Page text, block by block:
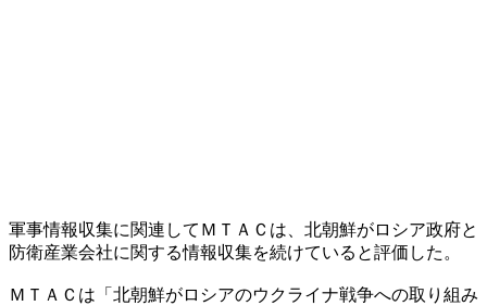
軍事情報収集に関連してＭＴＡＣは、北朝鮮がロシア政府と
防衛産業会社に関する情報収集を続けていると評価した。
ＭＴＡＣは「北朝鮮がロシアのウクライナ戦争への取り組み